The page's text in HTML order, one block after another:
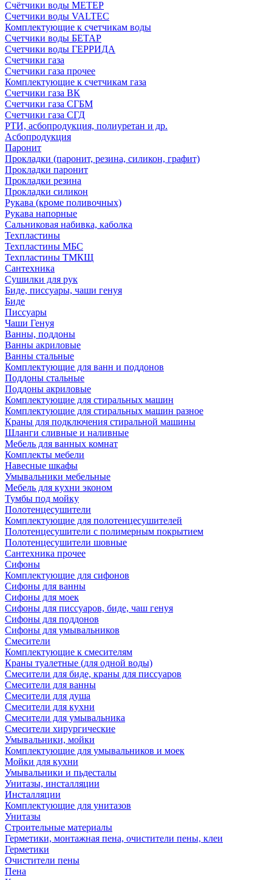
Счётчики воды МЕТЕР
Счетчики воды VALTEC
Комплектующие к счетчикам воды
Счетчики воды БЕТАР
Счетчики воды ГЕРРИДА
Счетчики газа
Счетчики газа прочее
Комплектующие к счетчикам газа
Счетчики газа ВК
Счетчики газа СГБМ
Счетчики газа СГД
РТИ, асбопродукция, полиуретан и др.
Асбопродукция
Паронит
Прокладки (паронит, резина, силикон, графит)
Прокладки паронит
Прокладки резина
Прокладки силикон
Рукава (кроме поливочных)
Рукава напорные
Сальниковая набивка, каболка
Техпластины
Техпластины МБС
Техпластины ТМКЩ
Сантехника
Сушилки для рук
Биде, писсуары, чаши генуя
Биде
Писсуары
Чаши Генуя
Ванны, поддоны
Ванны акриловые
Ванны стальные
Комплектующие для ванн и поддонов
Поддоны стальные
Поддоны акриловые
Комплектующие для стиральных машин
Комплектующие для стиральных машин разное
Краны для подключения стиральной машины
Шланги сливные и наливные
Мебель для ванных комнат
Комплекты мебели
Навесные шкафы
Умывальники мебельные
Мебель для кухни эконом
Тумбы под мойку
Полотенцесушители
Комплектующие для полотенцесушителей
Полотенцесушители с полимерным покрытием
Полотенцесушители шовные
Сантехника прочее
Сифоны
Комплектующие для сифонов
Сифоны для ванны
Сифоны для моек
Сифоны для писсуаров, биде, чаш генуя
Сифоны для поддонов
Сифоны для умывальников
Смесители
Комплектующие к смесителям
Краны туалетные (для одной воды)
Смесители для биде, краны для писсуаров
Смесители для ванны
Смесители для душа
Смесители для кухни
Смесители для умывальника
Смесители хирургические
Умывальники, мойки
Комплектующие для умывальников и моек
Мойки для кухни
Умывальники и пьдесталы
Унитазы, инсталляции
Инсталляции
Комплектующие для унитазов
Унитазы
Строительные материалы
Герметики, монтажная пена, очистители пены, клеи
Герметики
Очистители пены
Пена